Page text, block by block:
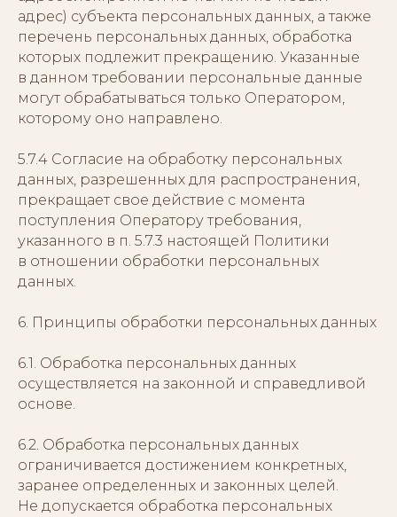
адрес) субъекта персональных данных, а также
перечень персональных данных, обработка
которых подлежит прекращению. Указанные
в данном требовании персональные данные
могут обрабатываться только Оператором,
которому оно направлено.
5.7.4 Согласие на обработку персональных
данных, разрешенных для распространения,
прекращает свое действие с момента
поступления Оператору требования,
указанного в п. 5.7.3 настоящей Политики
в отношении обработки персональных
данных.
6. Принципы обработки персональных данных
6.1. Обработка персональных данных
осуществляется на законной и справедливой
основе.
6.2. Обработка персональных данных
ограничивается достижением конкретных,
заранее определенных и законных целей.
Не допускается обработка персональных